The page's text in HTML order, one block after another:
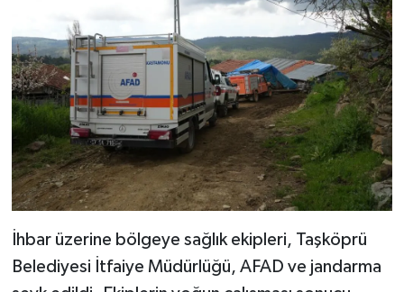
İhbar üzerine bölgeye sağlık ekipleri, Taşköprü
Belediyesi İtfaiye Müdürlüğü, AFAD ve jandarma